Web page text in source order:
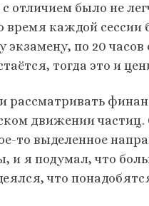
отличием было не
каждой сессии
по 20 часов
тогда это и
рассматривать
движении частиц.
то выделенное
и я подумал, что
что